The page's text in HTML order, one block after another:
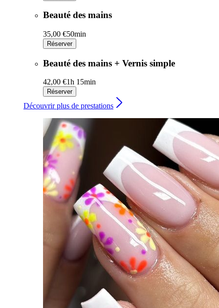
Beauté des mains
35,00 €50min
Réserver
Beauté des mains + Vernis simple
42,00 €1h 15min
Réserver
Découvrir plus de prestations